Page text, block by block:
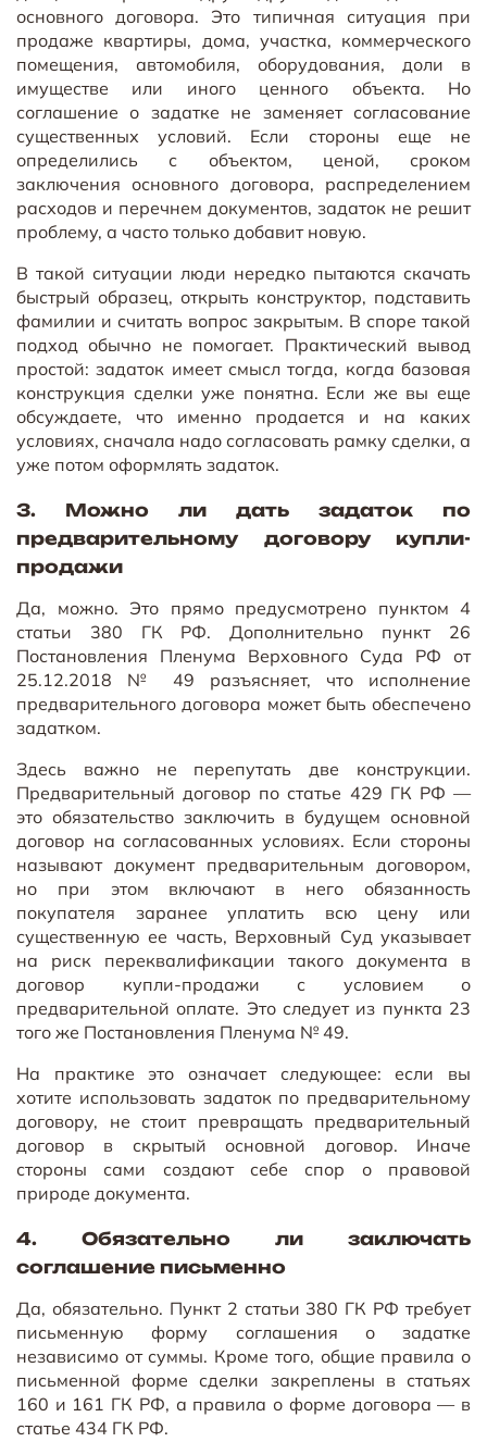
основного договора. Это типичная ситуация при
продаже квартиры, дома, участка, коммерческого
помещения, автомобиля, оборудования, доли в
имуществе или иного ценного объекта. Но
соглашение о задатке не заменяет согласование
существенных условий. Если стороны еще не
определились с объектом, ценой, сроком
заключения основного договора, распределением
расходов и перечнем документов, задаток не решит
проблему, а часто только добавит новую.
В такой ситуации люди нередко пытаются скачать
быстрый образец, открыть конструктор, подставить
фамилии и считать вопрос закрытым. В споре такой
подход обычно не помогает. Практический вывод
простой: задаток имеет смысл тогда, когда базовая
конструкция сделки уже понятна. Если же вы еще
обсуждаете, что именно продается и на каких
условиях, сначала надо согласовать рамку сделки, а
уже потом оформлять задаток.
3. Можно ли дать задаток по
предварительному договору купли-
продажи
Да, можно. Это прямо предусмотрено пунктом 4
статьи 380 ГК РФ. Дополнительно пункт 26
Постановления Пленума Верховного Суда РФ от
25.12.2018 № 49 разъясняет, что исполнение
предварительного договора может быть обеспечено
задатком.
Здесь важно не перепутать две конструкции.
Предварительный договор по статье 429 ГК РФ —
это обязательство заключить в будущем основной
договор на согласованных условиях. Если стороны
называют документ предварительным договором,
но при этом включают в него обязанность
покупателя заранее уплатить всю цену или
существенную ее часть, Верховный Суд указывает
на риск переквалификации такого документа в
договор купли-продажи с условием о
предварительной оплате. Это следует из пункта 23
того же Постановления Пленума № 49.
На практике это означает следующее: если вы
хотите использовать задаток по предварительному
договору, не стоит превращать предварительный
договор в скрытый основной договор. Иначе
стороны сами создают себе спор о правовой
природе документа.
4. Обязательно ли заключать
соглашение письменно
Да, обязательно. Пункт 2 статьи 380 ГК РФ требует
письменную форму соглашения о задатке
независимо от суммы. Кроме того, общие правила о
письменной форме сделки закреплены в статьях
160 и 161 ГК РФ, а правила о форме договора — в
статье 434 ГК РФ.